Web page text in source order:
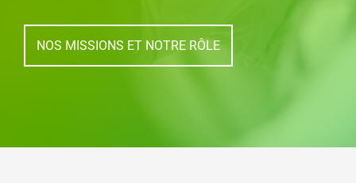
NOS MISSIONS ET NOTRE RÔLE